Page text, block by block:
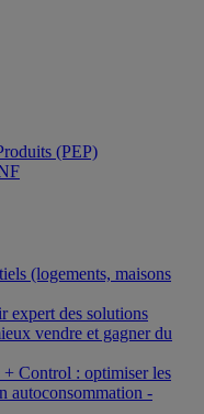
(PEP)
(logements, maisons
expert des solutions
vendre et gagner du
Control : optimiser les
autoconsommation -